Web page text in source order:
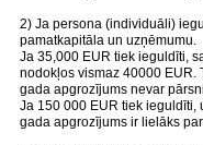
2) Ja persona (individuāli)
pamatkapitāla un uzņēmumu.
Ja 35,000 EUR tiek ieguldīti,
nodokļos vismaz 40000 EUR.
gada apgrozījums nevar
Ja 150 000 EUR tiek ieguldīti,
gada apgrozījums ir lielāks